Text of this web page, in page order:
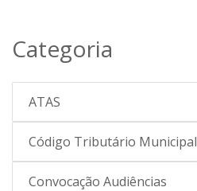
Categoria
ATAS
Código Tributário Municipal
Convocação Audiências